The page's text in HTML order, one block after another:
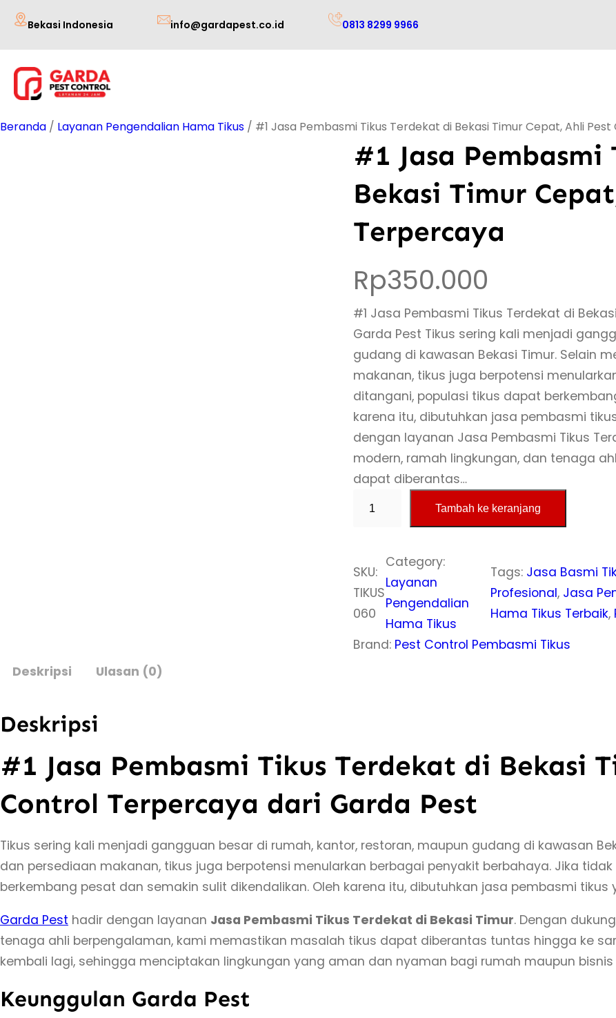
Lewati
konten
Bekasi Indonesia info@gardapest.co.id 0813 8299 9966
Beranda / Layanan Pengendalian Hama Tikus / #1 Jasa Pembasmi Tikus Terdekat di Bekasi Timur Cepat, Ahli
#1 Jasa
Bekasi Timur
Terpercaya
Rp350.000
#1 Jasa Pembasmi Tikus Terdekat di
Garda Pest Tikus sering kali menjadi
gudang di kawasan Bekasi Timur. Selain
makanan, tikus juga berpotensi
ditangani, populasi tikus dapat
karena itu, dibutuhkan jasa pembasmi
dengan layanan Jasa Pembasmi Tikus
modern, ramah lingkungan, dan tenaga
dapat diberantas…
t
t
a
s
P
m
b
a
s
m
i
Tambah ke keranjang
SKU:
TIKUS
060
Category:
Layanan
Pengendalian
Hama Tikus
Tags: Jasa Basmi
Profesional, Jasa
Hama Tikus Terbaik,
Brand: Pest Control Pembasmi Tikus
Deskripsi
Ulasan (0)
Deskripsi
#1 Jasa Pembasmi Tikus Terdekat di Bekasi
Control Terpercaya dari Garda Pest
Tikus sering kali menjadi gangguan besar di rumah, kantor, restoran, maupun gudang di kawasan
dan persediaan makanan, tikus juga berpotensi menularkan berbagai penyakit berbahaya. Jika
berkembang pesat dan semakin sulit dikendalikan. Oleh karena itu, dibutuhkan jasa pembasmi tikus
Garda Pest hadir dengan layanan Jasa Pembasmi Tikus Terdekat di Bekasi Timur. Dengan
tenaga ahli berpengalaman, kami memastikan masalah tikus dapat diberantas tuntas hingga ke
kembali lagi, sehingga menciptakan lingkungan yang aman dan nyaman bagi rumah maupun bisnis
Keunggulan Garda Pest